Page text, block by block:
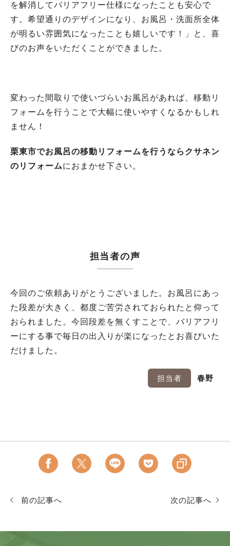
を解消してバリアフリー仕様になったことも安心で
す。希望通りのデザインになり、お風呂・洗面所全体
が明るい雰囲気になったことも嬉しいです！」と、喜
びのお声をいただくことができました。
変わった間取りで使いづらいお風呂があれば、移動リ
フォームを行うことで大幅に使いやすくなるかもしれ
ません！
栗東市でお風呂の移動リフォームを行うならクサネン
のリフォームにおまかせ下さい。
担当者の声
今回のご依頼ありがとうございました。お風呂にあっ
た段差が大きく、都度ご苦労されておられたと仰って
おられました。今回段差を無くすことで、バリアフリ
ーにする事で毎日の出入りが楽になったとお喜びいた
だけました。
担当者 春野
前の記事へ 次の記事へ